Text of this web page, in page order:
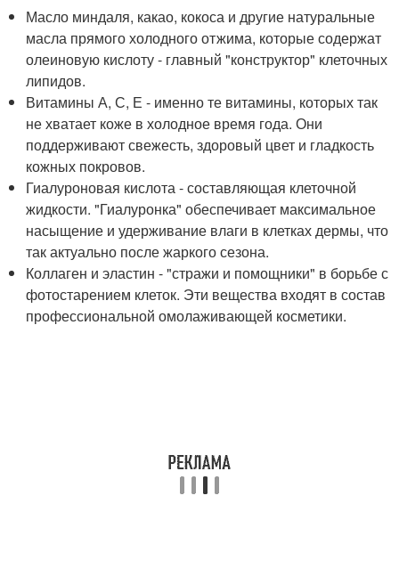
Масло миндаля, какао, кокоса и другие натуральные
масла прямого холодного отжима, которые содержат
олеиновую кислоту - главный "конструктор" клеточных
липидов.
Витамины А, С, Е - именно те витамины, которых так
не хватает коже в холодное время года. Они
поддерживают свежесть, здоровый цвет и гладкость
кожных покровов.
Гиалуроновая кислота - составляющая клеточной
жидкости. "Гиалуронка" обеспечивает максимальное
насыщение и удерживание влаги в клетках дермы, что
так актуально после жаркого сезона.
Коллаген и эластин - "стражи и помощники" в борьбе с
фотостарением клеток. Эти вещества входят в состав
профессиональной омолаживающей косметики.